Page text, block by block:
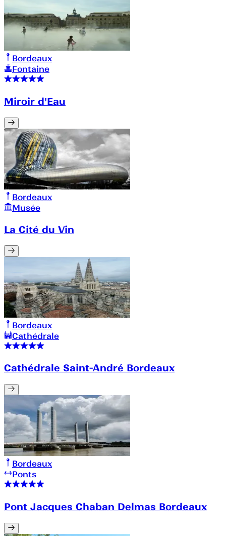
Bordeaux
Fontaine
Miroir d'Eau
Bordeaux
Musée
La Cité du Vin
Bordeaux
Cathédrale
Cathédrale Saint-André Bordeaux
Bordeaux
Ponts
Pont Jacques Chaban Delmas Bordeaux